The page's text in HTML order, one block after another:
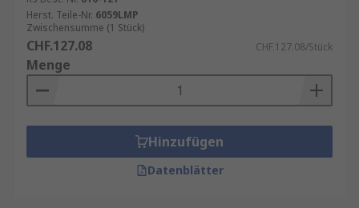
Herst. Teile-Nr. 6059LMP
Zwischensumme (1 Stück)
CHF.127.08 CHF.127.08/Stück
Menge
Hinzufügen
Datenblätter